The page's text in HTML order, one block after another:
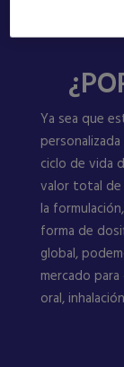
Ya sea que
ciclo de vida
valor total de
la
forma de
global,
mercado
oral,